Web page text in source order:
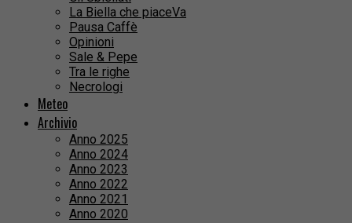
La Biella che piaceVa
Pausa Caffè
Opinioni
Sale & Pepe
Tra le righe
Necrologi
Meteo
Archivio
Anno 2025
Anno 2024
Anno 2023
Anno 2022
Anno 2021
Anno 2020